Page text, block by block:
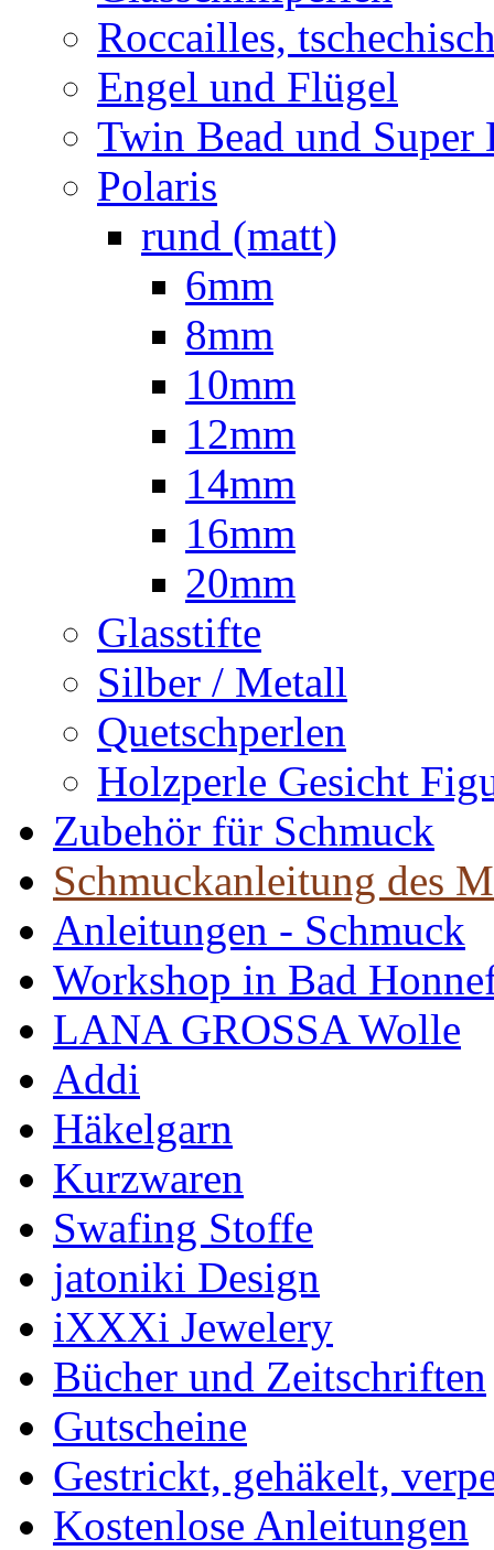
Roccailles,
Engel und Flügel
Twin Bead und Super
Polaris
rund (matt)
6mm
8mm
10mm
12mm
14mm
16mm
20mm
Glasstifte
Silber / Metall
Quetschperlen
Holzperle Gesicht
Zubehör für Schmuck
Schmuckanleitung des
Anleitungen - Schmuck
Workshop in Bad
LANA GROSSA Wolle
Addi
Häkelgarn
Kurzwaren
Swafing Stoffe
jatoniki Design
iXXXi Jewelery
Bücher und Zeitschriften
Gutscheine
Gestrickt, gehäkelt,
Kostenlose Anleitungen